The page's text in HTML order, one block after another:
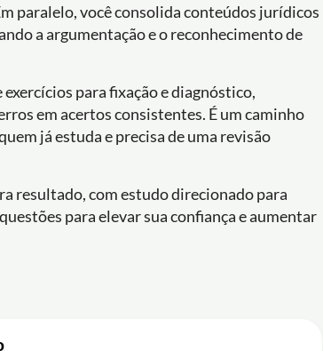
paralelo, você consolida conteúdos jurídicos
a argumentação e o reconhecimento de
para fixação e diagnóstico,
em acertos consistentes. É um caminho
já estuda e precisa de uma revisão
resultado, com estudo direcionado para
para elevar sua confiança e aumentar